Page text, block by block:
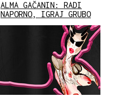
ALMA GAČANIN: RADI
NAPORNO, IGRAJ GRUBO